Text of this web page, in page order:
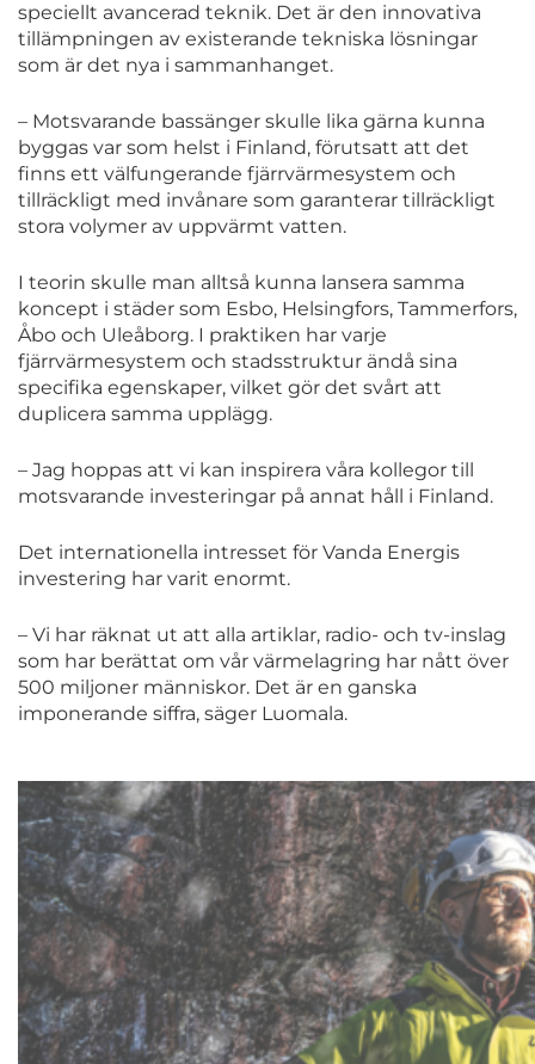
speciellt avancerad teknik. Det är den innovativa
tillämpningen av existerande tekniska lösningar
som är det nya i sammanhanget.
– Motsvarande bassänger skulle lika gärna kunna
byggas var som helst i Finland, förutsatt att det
finns ett välfungerande fjärrvärmesystem och
tillräckligt med invånare som garanterar tillräckligt
stora volymer av uppvärmt vatten.
I teorin skulle man alltså kunna lansera samma
koncept i städer som Esbo, Helsingfors, Tammerfors,
Åbo och Uleåborg. I praktiken har varje
fjärrvärmesystem och stadsstruktur ändå sina
specifika egenskaper, vilket gör det svårt att
duplicera samma upplägg.
– Jag hoppas att vi kan inspirera våra kollegor till
motsvarande investeringar på annat håll i Finland.
Det internationella intresset för Vanda Energis
investering har varit enormt.
– Vi har räknat ut att alla artiklar, radio- och tv-inslag
som har berättat om vår värmelagring har nått över
500 miljoner människor. Det är en ganska
imponerande siffra, säger Luomala.